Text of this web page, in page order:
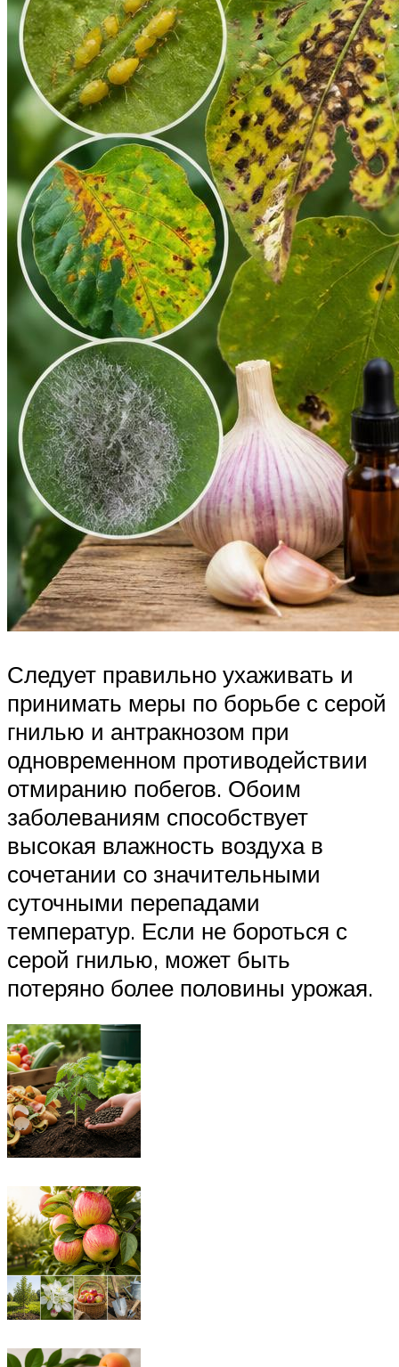
Следует правильно ухаживать и
принимать меры по борьбе с серой
гнилью и антракнозом при
одновременном противодействии
отмиранию побегов. Обоим
заболеваниям способствует
высокая влажность воздуха в
сочетании со значительными
суточными перепадами
температур. Если не бороться с
серой гнилью, может быть
потеряно более половины урожая.